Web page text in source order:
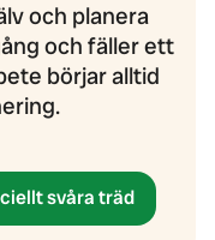
och planera
och fäller ett
börjar alltid
svåra träd